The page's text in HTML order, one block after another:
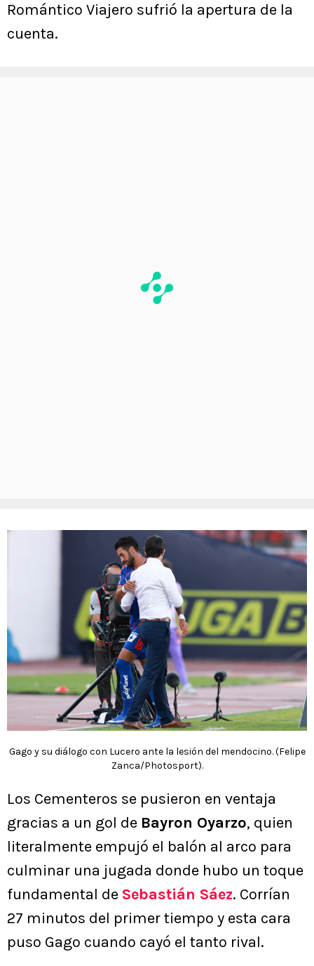
Romántico Viajero sufrió la apertura de la
cuenta.
Gago y su diálogo con Lucero ante la lesión del mendocino. (Felipe
Zanca/Photosport).
Los Cementeros se pusieron en ventaja
gracias a un gol de Bayron Oyarzo, quien
literalmente empujó el balón al arco para
culminar una jugada donde hubo un toque
fundamental de Sebastián Sáez. Corrían
27 minutos del primer tiempo y esta cara
puso Gago cuando cayó el tanto rival.